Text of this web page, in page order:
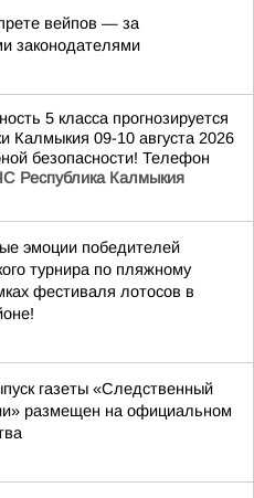
вейпов — за
законодателями
5 класса прогнозируется
Калмыкия 09-10 августа 2026
безопасности! Телефон
Республика Калмыкия
эмоции победителей
турнира по пляжному
фестиваля лотосов в
газеты «Следственный
размещен на официальном